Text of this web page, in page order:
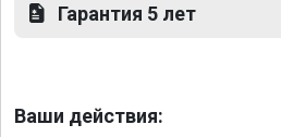
Гарантия 5 лет
Ваши действия: